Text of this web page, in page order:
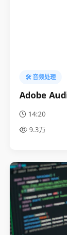
🛠️ 音频处理
Adobe
14:20
9.3万